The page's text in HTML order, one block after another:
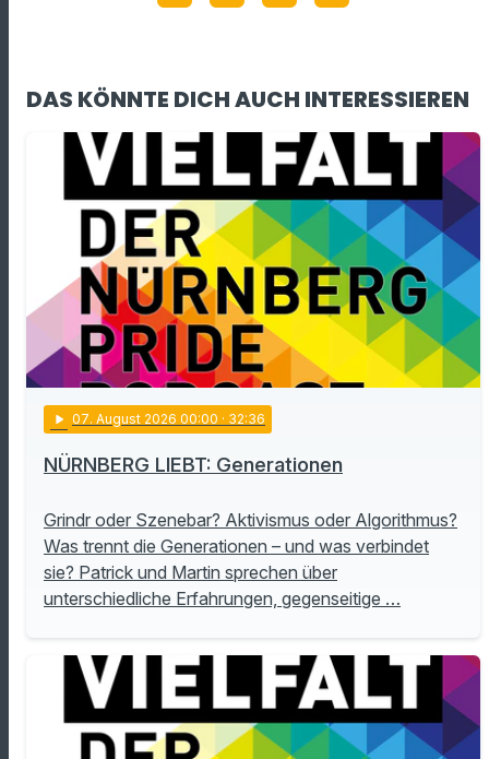
DAS KÖNNTE DICH AUCH INTERESSIEREN
play_arrow 07. August 2026 00:00 · 32:36
NÜRNBERG LIEBT: Generationen
Grindr oder Szenebar? Aktivismus oder Algorithmus?
Was trennt die Generationen – und was verbindet
sie? Patrick und Martin sprechen über
unterschiedliche Erfahrungen, gegenseitige …